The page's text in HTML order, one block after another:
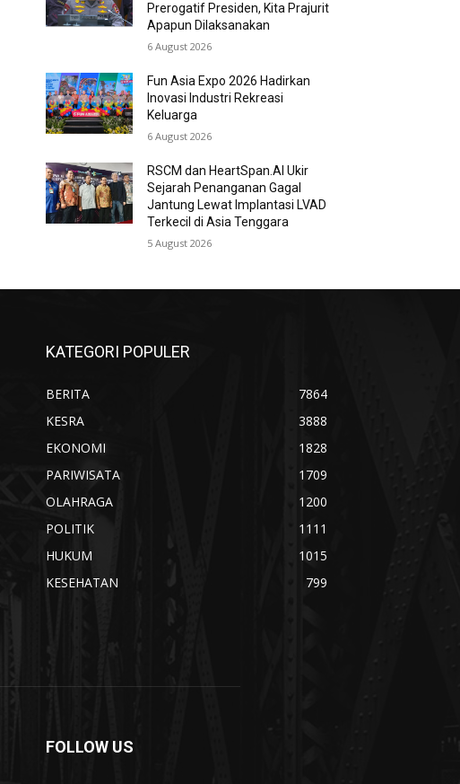
Prerogatif Presiden, Kita Prajurit
Apapun Dilaksanakan
6 August 2026
Fun Asia Expo 2026 Hadirkan
Inovasi Industri Rekreasi
Keluarga
6 August 2026
RSCM dan HeartSpan.AI Ukir
Sejarah Penanganan Gagal
Jantung Lewat Implantasi LVAD
Terkecil di Asia Tenggara
5 August 2026
KATEGORI POPULER
BERITA
7864
KESRA
3888
EKONOMI
1828
PARIWISATA
1709
OLAHRAGA
1200
POLITIK
1111
HUKUM
1015
KESEHATAN
799
FOLLOW US